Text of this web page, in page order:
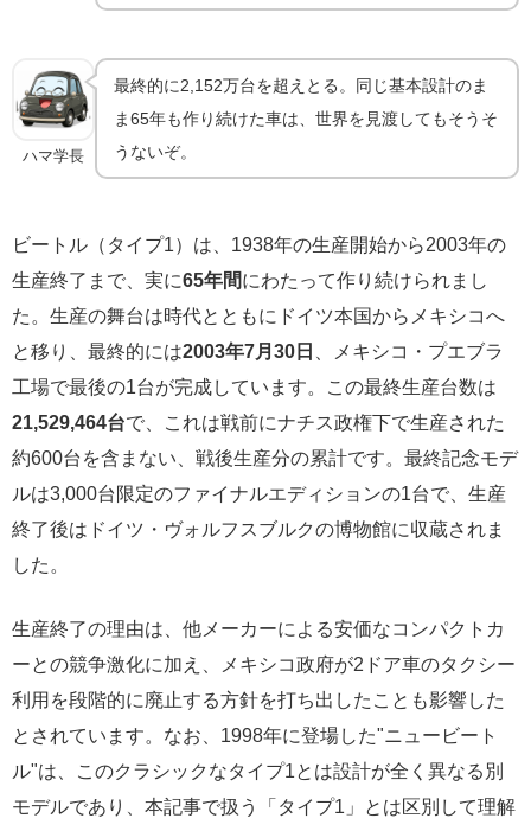
ハマ学長
最終的に2,152万台を超えとる。同じ基本設計のま
ま65年も作り続けた車は、世界を見渡してもそうそ
うないぞ。
ビートル（タイプ1）は、1938年の生産開始から2003年の
生産終了まで、実に65年間にわたって作り続けられまし
た。生産の舞台は時代とともにドイツ本国からメキシコへ
と移り、最終的には2003年7月30日
、メキシコ・プエブラ
工場で最後の1台が完成しています。この最終生産台数は
21,529,464台で、これは戦前にナチス政権下で生産された
約600台を含まない、戦後生産分の累計です。最終記念モデ
ルは3,000台限定のファイナルエディションの1台で、生産
終了後はドイツ・ヴォルフスブルクの博物館に収蔵されま
した。
生産終了の理由は、他メーカーによる安価なコンパクトカ
ーとの競争激化に加え、メキシコ政府が2ドア車のタクシー
利用を段階的に廃止する方針を打ち出したことも影響した
とされています。なお、1998年に登場した"ニュービート
ル"は、このクラシックなタイプ1とは設計が全く異なる別
モデルであり、本記事で扱う「タイプ1」とは区別して理解